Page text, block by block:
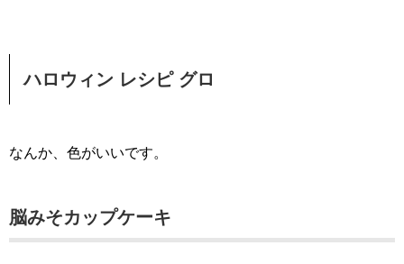
ハロウィン レシピ グロ
なんか、色がいいです。
脳みそカップケーキ